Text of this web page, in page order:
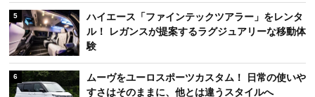
5
ハイエース「ファインテックツアラー」をレンタ
ル！ レガンスが提案するラグジュアリーな移動体
験
6
ムーヴをユーロスポーツカスタム！ 日常の使いや
すさはそのままに、他とは違うスタイルへ